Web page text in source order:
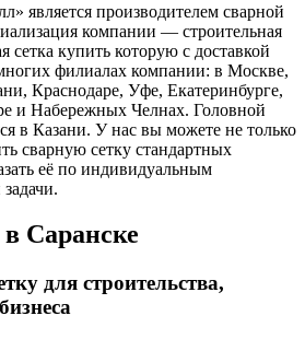
является производителем сварной
компании — строительная
сетка купить которую с доставкой
филиалах компании: в Москве,
Краснодаре, Уфе, Екатеринбурге,
и Набережных Челнах. Головной
в Казани. У нас вы можете не только
сварную сетку стандартных
её по индивидуальным
Саранске
для строительства,